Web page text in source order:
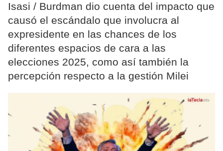
Isasi / Burdman dio cuenta del impacto que
causó el escándalo que involucra al
expresidente en las chances de los
diferentes espacios de cara a las
elecciones 2025, como así también la
percepción respecto a la gestión Milei